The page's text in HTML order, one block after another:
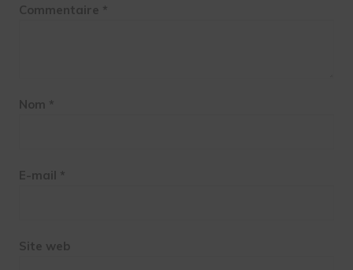
Commentaire *
Nom *
E-mail *
Site web